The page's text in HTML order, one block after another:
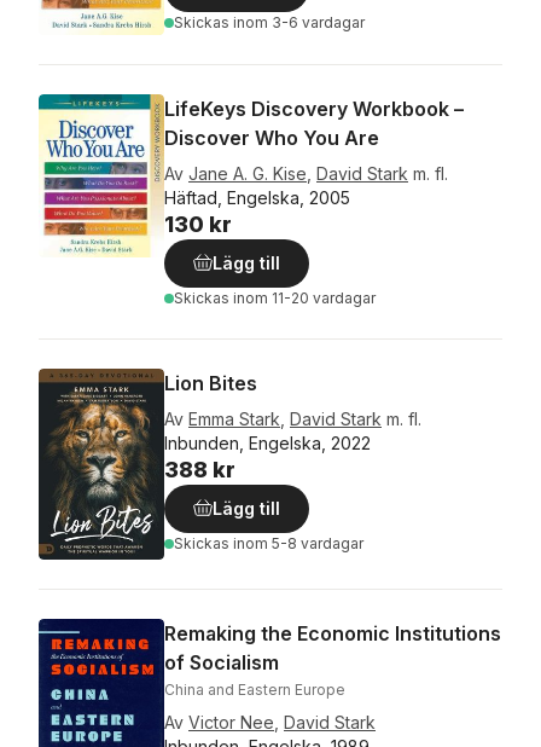
Skickas inom 3-6 vardagar
LifeKeys Discovery Workbook –
Discover Who You Are
Av Jane A. G. Kise, David Stark m. fl.
Häftad, Engelska, 2005
130 kr
Lägg till
Skickas inom 11-20 vardagar
Lion Bites
Av Emma Stark, David Stark m. fl.
Inbunden, Engelska, 2022
388 kr
Lägg till
Skickas inom 5-8 vardagar
Remaking the Economic Institutions
of Socialism
China and Eastern Europe
Av Victor Nee David Stark